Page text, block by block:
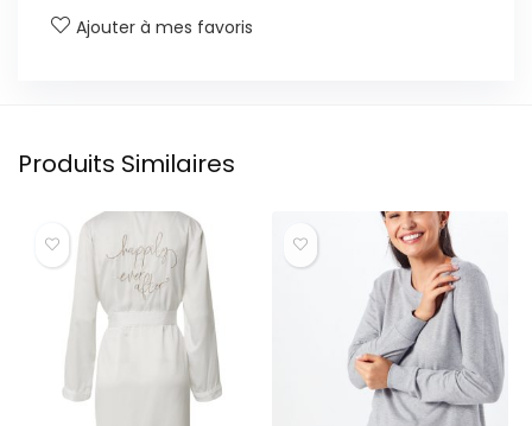
Ajouter à mes favoris
Produits Similaires